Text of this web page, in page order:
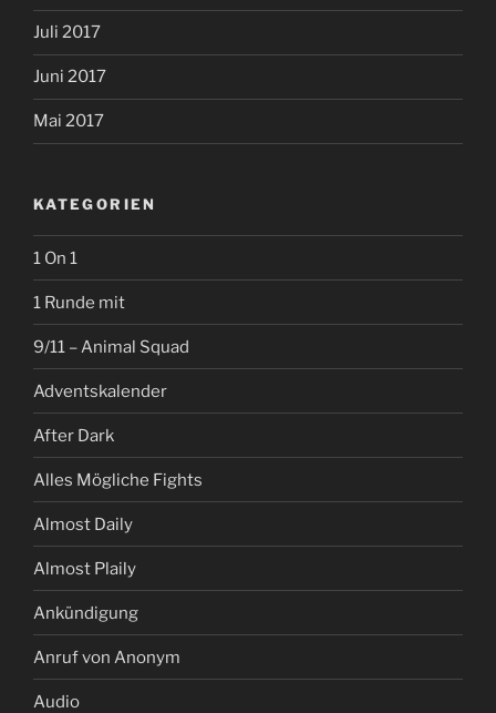
Juli 2017
Juni 2017
Mai 2017
KATEGORIEN
1 On 1
1 Runde mit
9/11 – Animal Squad
Adventskalender
After Dark
Alles Mögliche Fights
Almost Daily
Almost Plaily
Ankündigung
Anruf von Anonym
Audio